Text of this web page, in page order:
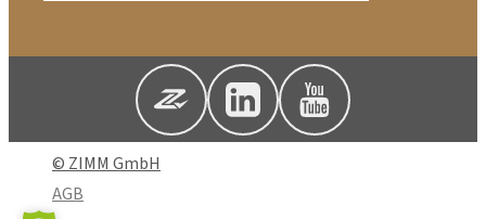
© ZIMM GmbH
AGB